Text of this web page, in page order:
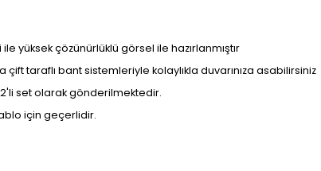
ile yüksek çözünürlüklü görsel ile hazırlanmıştır
çift taraflı bant sistemleriyle kolaylıkla duvarınıza asabilirsiniz
set olarak gönderilmektedir.
için geçerlidir.